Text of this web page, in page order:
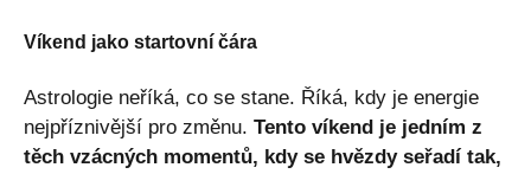
Víkend jako startovní čára
Astrologie neříká, co se stane. Říká, kdy je energie
nejpříznivější pro změnu. Tento víkend je jedním z
těch vzácných momentů, kdy se hvězdy seřadí tak,